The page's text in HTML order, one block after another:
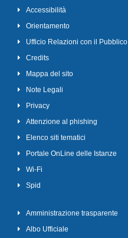
Accessibilità
Orientamento
Ufficio Relazioni con il Pubblico
Credits
Mappa del sito
Note Legali
Privacy
Attenzione al phishing
Elenco siti tematici
Portale OnLine delle Istanze
Wi-Fi
Spid
Amministrazione trasparente
Albo Ufficiale